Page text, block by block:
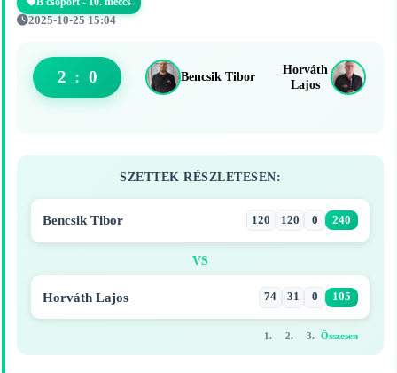
2025-10-25 15:04
Bencsik Tibor
2 : 0
Horváth
Lajos
SZETTEK RÉSZLETESEN:
Bencsik Tibor 120 120 0 240
VS
Horváth Lajos 74 31 0 105
1. 2. 3. Összesen